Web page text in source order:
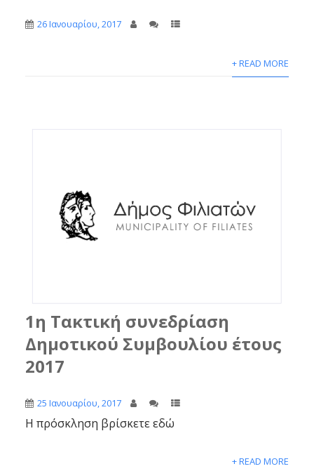
26 Ιανουαρίου, 2017
+ READ MORE
1η Τακτική συνεδρίαση
Δημοτικού Συμβουλίου έτους
2017
25 Ιανουαρίου, 2017
Η πρόσκληση βρίσκετε εδώ
+ READ MORE